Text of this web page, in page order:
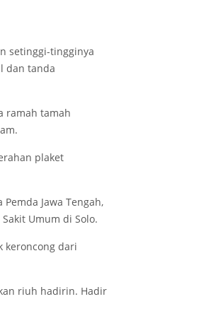
setinggi-tingginya
dan tanda
ramah tamah
plaket
Jawa Tengah,
Umum di Solo.
keroncong dari
riuh hadirin. Hadir